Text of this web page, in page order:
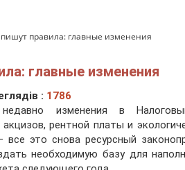
правила: главные изменения
главные изменения
: 1786
недавно изменения в
рентной платы и
все это снова ресурсный
необходимую базу для